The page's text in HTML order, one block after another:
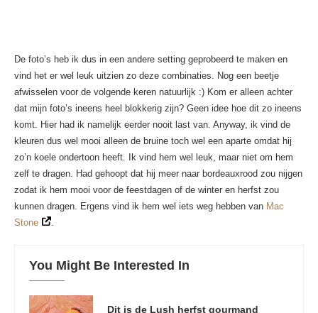
De foto’s heb ik dus in een andere setting geprobeerd te maken en
vind het er wel leuk uitzien zo deze combinaties. Nog een beetje
afwisselen voor de volgende keren natuurlijk :) Kom er alleen achter
dat mijn foto’s ineens heel blokkerig zijn? Geen idee hoe dit zo ineens
komt. Hier had ik namelijk eerder nooit last van. Anyway, ik vind de
kleuren dus wel mooi alleen de bruine toch wel een aparte omdat hij
zo’n koele ondertoon heeft. Ik vind hem wel leuk, maar niet om hem
zelf te dragen. Had gehoopt dat hij meer naar bordeauxrood zou nijgen
zodat ik hem mooi voor de feestdagen of de winter en herfst zou
kunnen dragen. Ergens vind ik hem wel iets weg hebben van Mac
Stone
.
You Might Be Interested In
Dit is de Lush herfst gourmand